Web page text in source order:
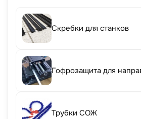
Скребки для станков
Гофрозащита для
Трубки СОЖ